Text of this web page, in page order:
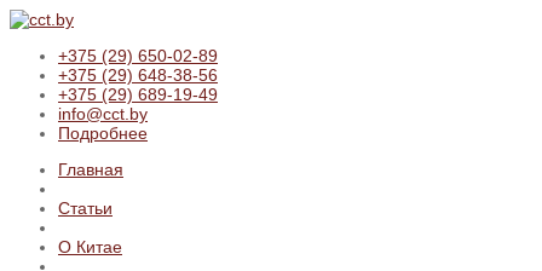
+375 (29) 650-02-89
+375 (29) 648-38-56
+375 (29) 689-19-49
info@cct.by
Подробнее
Главная
Статьи
О Китае